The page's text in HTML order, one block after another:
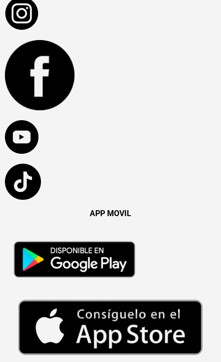
APP MOVIL